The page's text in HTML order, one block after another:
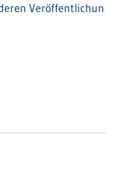
Veröffentlichun